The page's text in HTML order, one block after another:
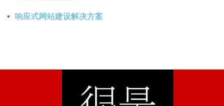
响应式网站建设解决方案